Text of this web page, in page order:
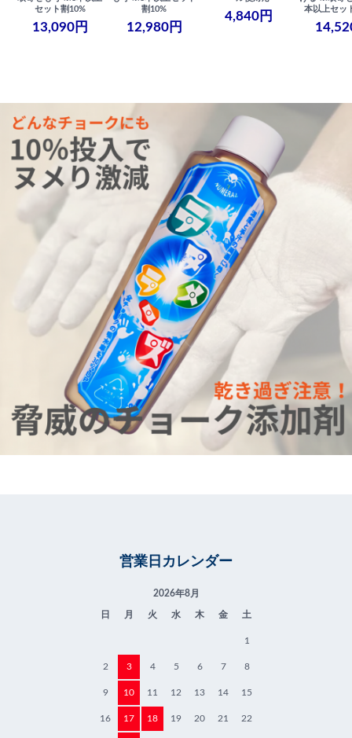
セット割10%
13,090円
割10%
12,980円
4,840円
本以上セッ
営業日カレンダー
2026年8月
日 月 火 水 木 金 土
1
2 3 4 5 6 7 8
9 10 11 12 13 14 15
16 17 18 19 20 21 22